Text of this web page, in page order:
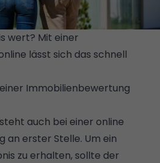
wert? Mit einer
lässt sich das schnell
Immobilienbewertung
auch bei einer online
an erster Stelle. Um ein
zu erhalten, sollte der